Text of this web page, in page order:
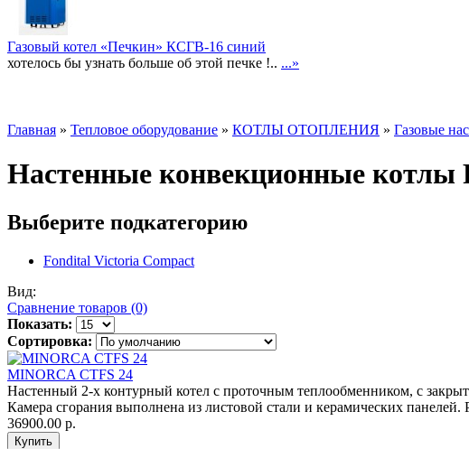
Газовый котел «Печкин» КСГВ-16 синий
хотелось бы узнать больше об этой печке !.. ...»
Главная » Тепловое оборудование » КОТЛЫ ОТОПЛЕНИЯ » Газовые
Настенные конвекционные
Выберите подкатегорию
Fondital Victoria Compact
Вид:
Сравнение товаров (0)
Показать:
Сортировка:
MINORCA CTFS 24
Настенный 2-х контурный котел с проточным теплообменником, c
Камера сгорания выполнена из листовой стали и керамических
36900.00 р.